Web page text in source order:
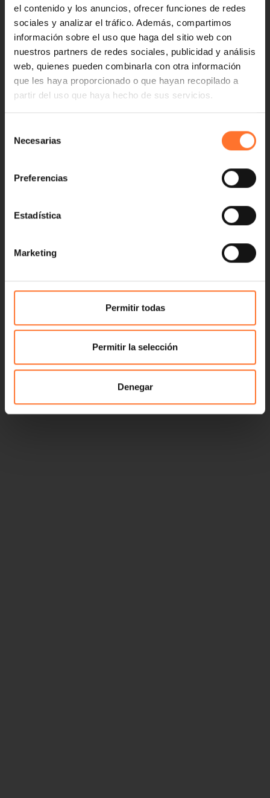
el contenido y los anuncios, ofrecer funciones de redes
sociales y analizar el tráfico. Además, compartimos
información sobre el uso que haga del sitio web con
nuestros partners de redes sociales, publicidad y análisis
web, quienes pueden combinarla con otra información
que les haya proporcionado o que hayan recopilado a
partir del uso que haya hecho de sus servicios.
Necesarias
Preferencias
Estadística
Marketing
Permitir todas
Permitir la selección
Denegar